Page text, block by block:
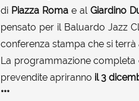
di Piazza Roma e alGiardino
pensato per il Baluardo Jazz
conferenza stampa che si terrà
La programmazione completa
prevendite apriranno il 3
***